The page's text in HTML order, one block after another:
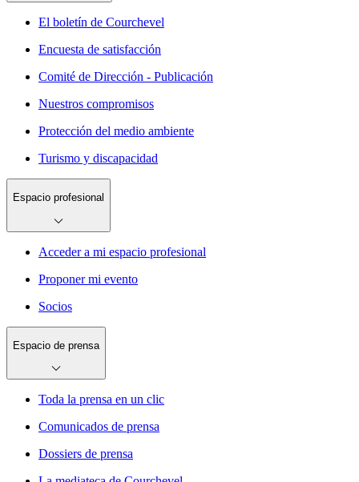
El boletín de Courchevel
Encuesta de satisfacción
Comité de Dirección - Publicación
Nuestros compromisos
Protección del medio ambiente
Turismo y discapacidad
Espacio profesional
Acceder a mi espacio profesional
Proponer mi evento
Socios
Espacio de prensa
Toda la prensa en un clic
Comunicados de prensa
Dossiers de prensa